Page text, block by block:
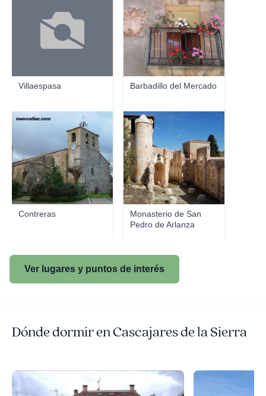
Villaespasa Barbadillo del Mercado
Contreras
menosdiez.com
Monasterio de San
Pedro de Arlanza
Will
Ver lugares y puntos de interés
Dónde dormir en Cascajares de la Sierra